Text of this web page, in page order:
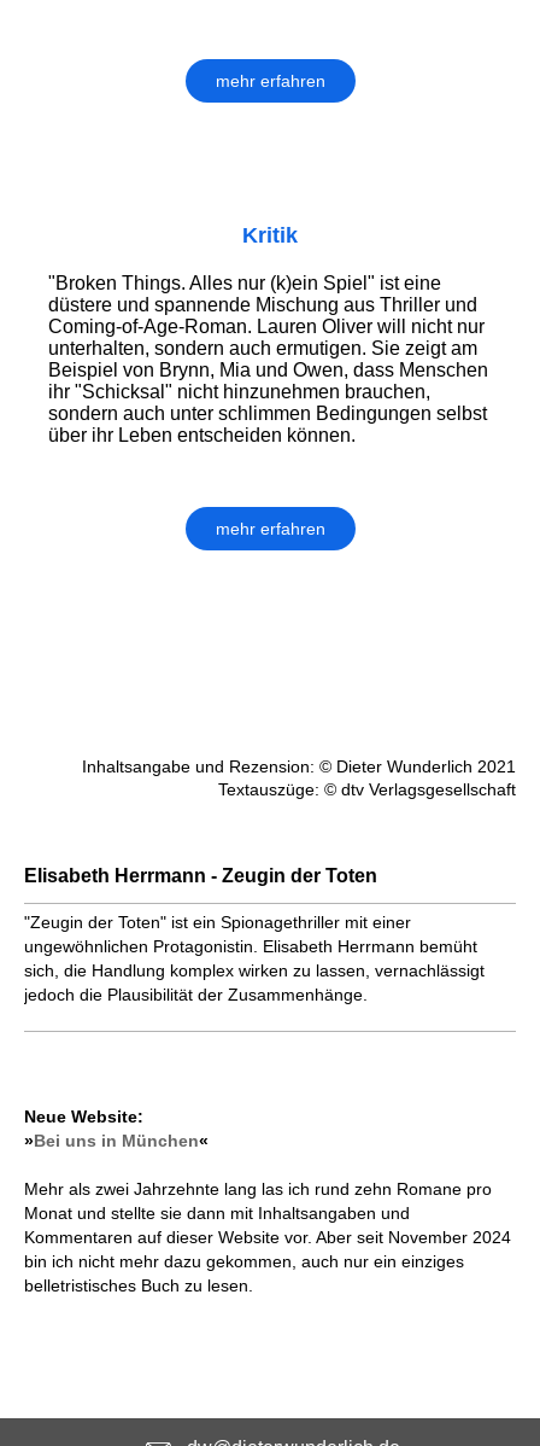
mehr erfahren
Kritik
"Broken Things. Alles nur (k)ein Spiel" ist eine
düstere und spannende Mischung aus Thriller und
Coming-of-Age-Roman. Lauren Oliver will nicht nur
unterhalten, sondern auch ermutigen. Sie zeigt am
Beispiel von Brynn, Mia und Owen, dass Menschen
ihr "Schicksal" nicht hinzunehmen brauchen,
sondern auch unter schlimmen Bedingungen selbst
über ihr Leben entscheiden können.
mehr erfahren
Inhaltsangabe und Rezension: © Dieter Wunderlich 2021
Textauszüge: © dtv Verlagsgesellschaft
Elisabeth Herrmann - Zeugin der Toten
"Zeugin der Toten" ist ein Spionagethriller mit einer
ungewöhnlichen Protagonistin. Elisabeth Herrmann bemüht
sich, die Handlung komplex wirken zu lassen, vernachlässigt
jedoch die Plausibilität der Zusammenhänge.
Neue Website:
»Bei uns in München«
Mehr als zwei Jahrzehnte lang las ich rund zehn Romane pro
Monat und stellte sie dann mit Inhaltsangaben und
Kommentaren auf dieser Website vor. Aber seit November 2024
bin ich nicht mehr dazu gekommen, auch nur ein einziges
belletristisches Buch zu lesen.